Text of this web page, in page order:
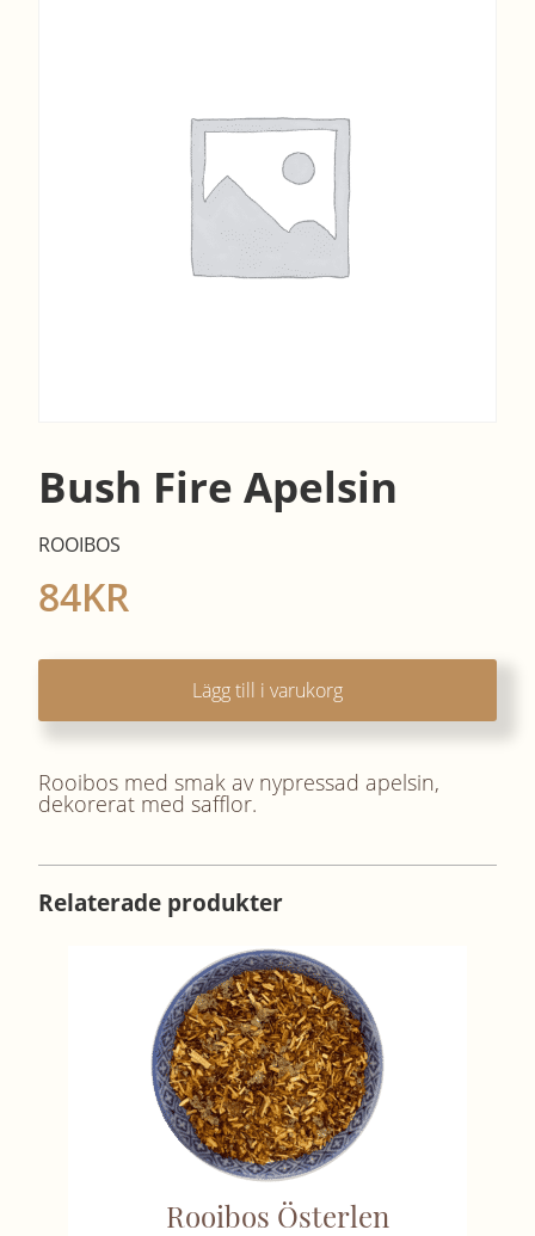
Bush Fire Apelsin
ROOIBOS
84KR
Lägg till i varukorg
Rooibos med smak av nypressad apelsin,
dekorerat med safflor.
Relaterade produkter
Rooibos Österlen